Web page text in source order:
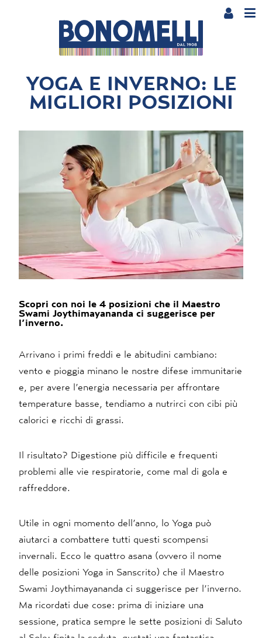
YOGA E INVERNO: LE
MIGLIORI POSIZIONI
Scopri con noi le 4 posizioni che il Maestro
Swami Joythimayananda ci suggerisce per
l’inverno.
Arrivano i primi freddi e le abitudini cambiano:
vento e pioggia minano le nostre difese immunitarie
e, per avere l’energia necessaria per affrontare
temperature basse, tendiamo a nutrirci con cibi più
calorici e ricchi di grassi.
Il risultato? Digestione più difficile e frequenti
problemi alle vie respiratorie, come mal di gola e
raffreddore.
Utile in ogni momento dell’anno, lo Yoga può
aiutarci a combattere tutti questi scompensi
invernali. Ecco le quattro asana (ovvero il nome
delle posizioni Yoga in Sanscrito) che il Maestro
Swami Joythimayananda ci suggerisce per l’inverno.
Ma ricordati due cose: prima di iniziare una
sessione, pratica sempre le sette posizioni di Saluto